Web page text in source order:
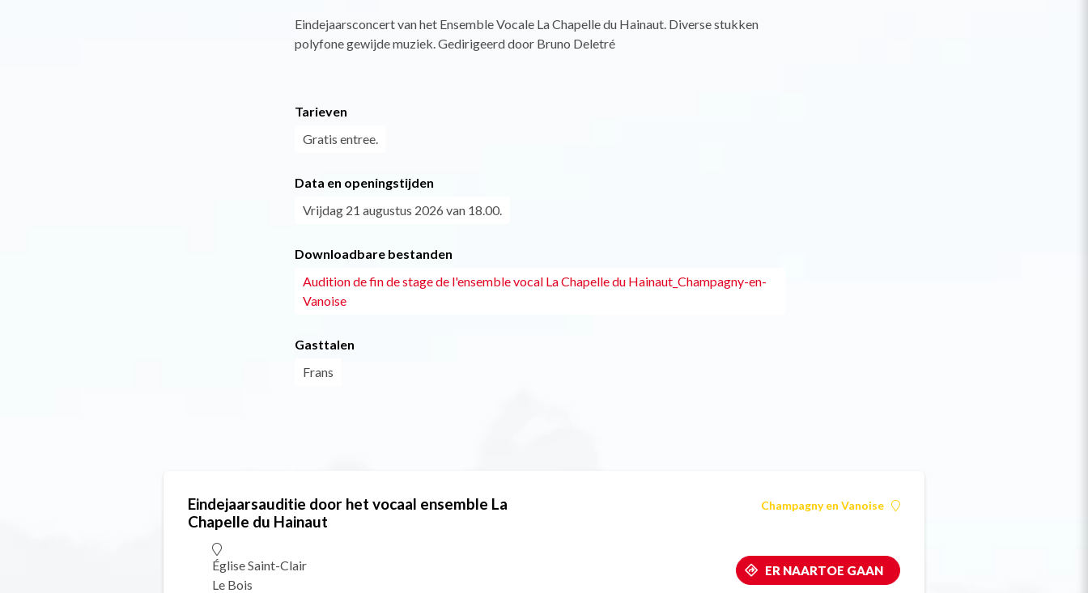
Eindejaarsconcert van het Ensemble Vocale La Chapelle du Hainaut. Diverse stukken
polyfone gewijde muziek. Gedirigeerd door Bruno Deletré
Tarieven
Gratis entree.
Data en openingstijden
Vrijdag 21 augustus 2026 van 18.00.
Downloadbare bestanden
Audition de fin de stage de l'ensemble vocal La Chapelle du Hainaut_Champagny-en-
Vanoise
Gasttalen
Frans
Eindejaarsauditie door het vocaal ensemble La
Chapelle du Hainaut
Église Saint-Clair
Le Bois
Champagny en Vanoise
ER NAARTOE GAAN